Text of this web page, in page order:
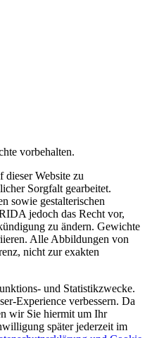
vorbehalten.
Website zu
Sorgfalt gearbeitet.
sowie gestalterischen
jedoch das Recht vor,
zu ändern. Gewichte
Alle Abbildungen von
nicht zur exakten
und Statistikzwecke.
Experience verbessern. Da
wir Sie hiermit um Ihr
später jederzeit im